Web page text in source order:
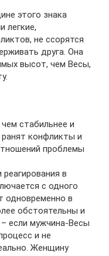
этого знака
легкие,
не ссорятся
друга. Она
высот, чем Весы,
стабильнее и
ранят конфликты и
проблемы
в
с одного
одновременно в
обстоятельны и
если мужчина-Весы
и не
Женщину